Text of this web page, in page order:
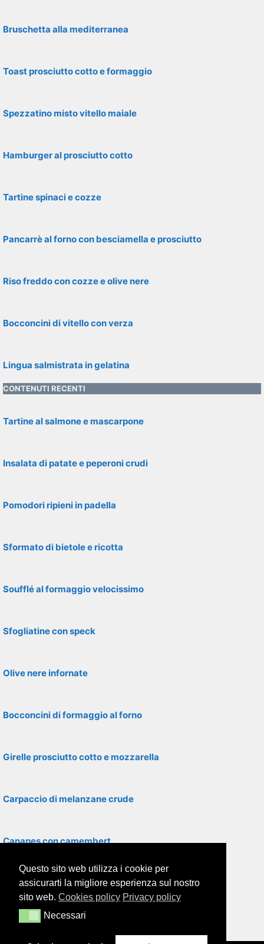
Bruschetta alla mediterranea
Toast prosciutto cotto e formaggio
Spezzatino misto vitello maiale
Hamburger al prosciutto cotto
Tartine spinaci e cozze
Pancarrè al forno con besciamella e prosciutto
Riso freddo con cozze e olive nere
Bocconcini di vitello con verza
Lingua salmistrata in gelatina
CONTENUTI RECENTI
Tartine al salmone e mascarpone
Insalata di patate e peperoni crudi
Pomodori ripieni in padella
Sformato di bietole e ricotta
Soufflé al formaggio velocissimo
Sfogliatine con speck
Olive nere infornate
Bocconcini di formaggio al forno
Girelle prosciutto cotto e mozzarella
Carpaccio di melanzane crude
Canapes con camembert
Asparagi con panna al forno
Insalata di pollo con sedano e maionese
Questo sito web utilizza i cookie per
assicurarti la migliore esperienza sul nostro
sito web. Cookies policy Privacy policy
NecessariNecessari